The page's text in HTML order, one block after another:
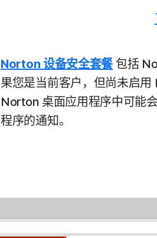
Norton 设备安全套餐包括
果您是当前客户，但尚未启
Norton 桌面应用程序中可能
程序的通知。